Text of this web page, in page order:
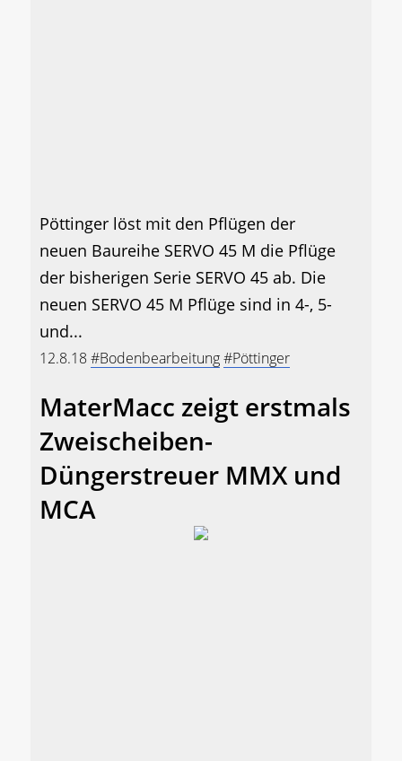
Pöttinger löst mit den Pflügen der
neuen Baureihe SERVO 45 M die Pflüge
der bisherigen Serie SERVO 45 ab. Die
neuen SERVO 45 M Pflüge sind in 4-, 5-
und...
12.8.18#Bodenbearbeitung#Pöttinger
MaterMacc zeigt erstmals
Zweischeiben-
Düngerstreuer MMX und
MCA